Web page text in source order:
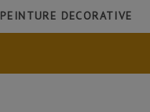
PEINTURE DECORATIVE